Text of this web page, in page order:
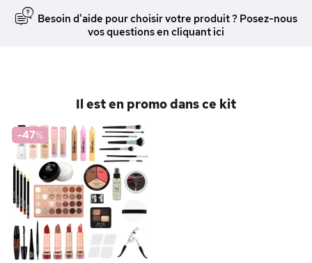
Besoin d'aide pour choisir votre produit ? Posez-nous
vos questions en cliquant ici
Il est en promo dans ce kit
-47%